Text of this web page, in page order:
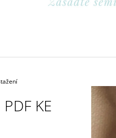
KE
1 750 Kč